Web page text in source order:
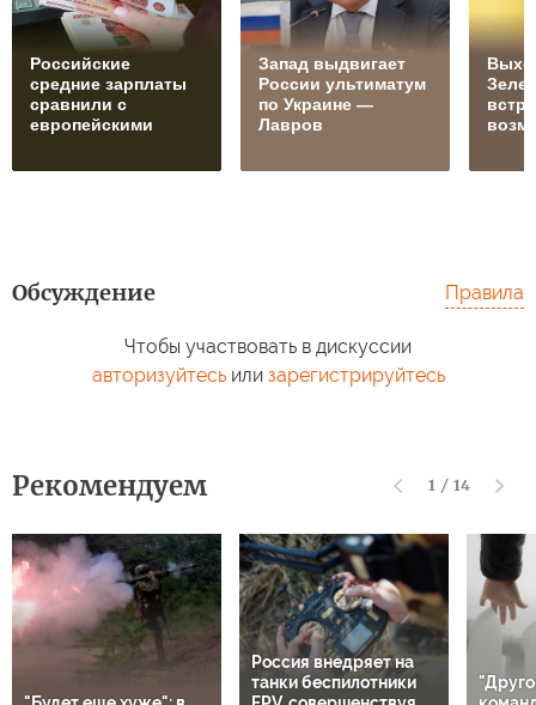
Российские
средние зарплаты
сравнили с
европейскими
Запад выдвигает
России ультиматум
по Украине —
Лавров
Обсуждение Правила
Чтобы участвовать в дискуссии
авторизуйтесьили зарегистрируйтесь
Рекомендуем 1 / 14
Россия внедряет на
танки беспилотники